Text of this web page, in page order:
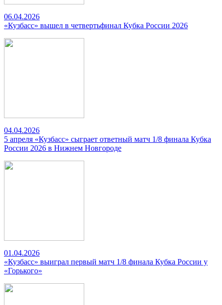
06.04.2026
«Кузбасс» вышел в четвертьфинал Кубка России 2026
04.04.2026
5 апреля «Кузбасс» сыграет ответный матч 1/8 финала Кубка
России 2026 в Нижнем Новгороде
01.04.2026
«Кузбасс» выиграл первый матч 1/8 финала Кубка России у
«Горького»